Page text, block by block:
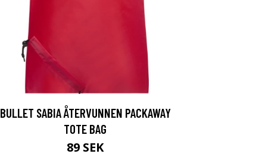
BULLET SABIA ÅTERVUNNEN PACKAWAY
TOTE BAG
89 SEK